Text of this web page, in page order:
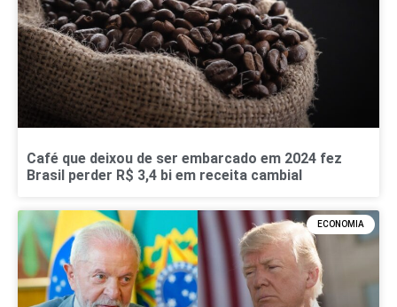
Café que deixou de ser embarcado em 2024 fez
Brasil perder R$ 3,4 bi em receita cambial
ECONOMIA